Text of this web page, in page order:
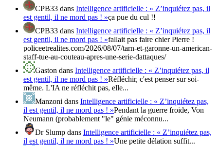
CPB33 dans Intelligence artificielle : « Z’inquiétez pas, il
est gentil, il ne mord pas ! »ça pue du cul !!
CPB33 dans Intelligence artificielle : « Z’inquiétez pas, il
est gentil, il ne mord pas ! »fallait pas faire chier Pierre !
policeetrealites.com/2026/08/07/tarn-et-garonne-un-american-
staff-tue-au-couteau-apres-une-serie-dattaques/
Gaston dans Intelligence artificielle : « Z’inquiétez pas, il
est gentil, il ne mord pas ! »Réfléchir, c'est penser sur soi-
même. L'IA ne réfléchit pas, elle...
Manzoni dans Intelligence artificielle : « Z’inquiétez pas,
il est gentil, il ne mord pas ! »Pendant la guerre froide, Von
Neumann (probablement "le" génie méconnu...
Dr Slump dans Intelligence artificielle : « Z’inquiétez pas,
il est gentil, il ne mord pas ! »Une petite délation suffit...